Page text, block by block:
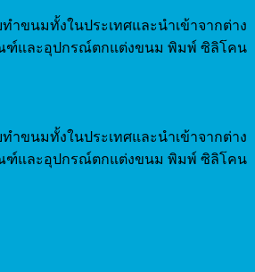
ำขนมทั้งในประเทศและนำเข้าจากต่าง
ฑ์และอุปกรณ์ตกแต่งขนม พิมพ์ ซิลิโคน
ำขนมทั้งในประเทศและนำเข้าจากต่าง
ฑ์และอุปกรณ์ตกแต่งขนม พิมพ์ ซิลิโคน